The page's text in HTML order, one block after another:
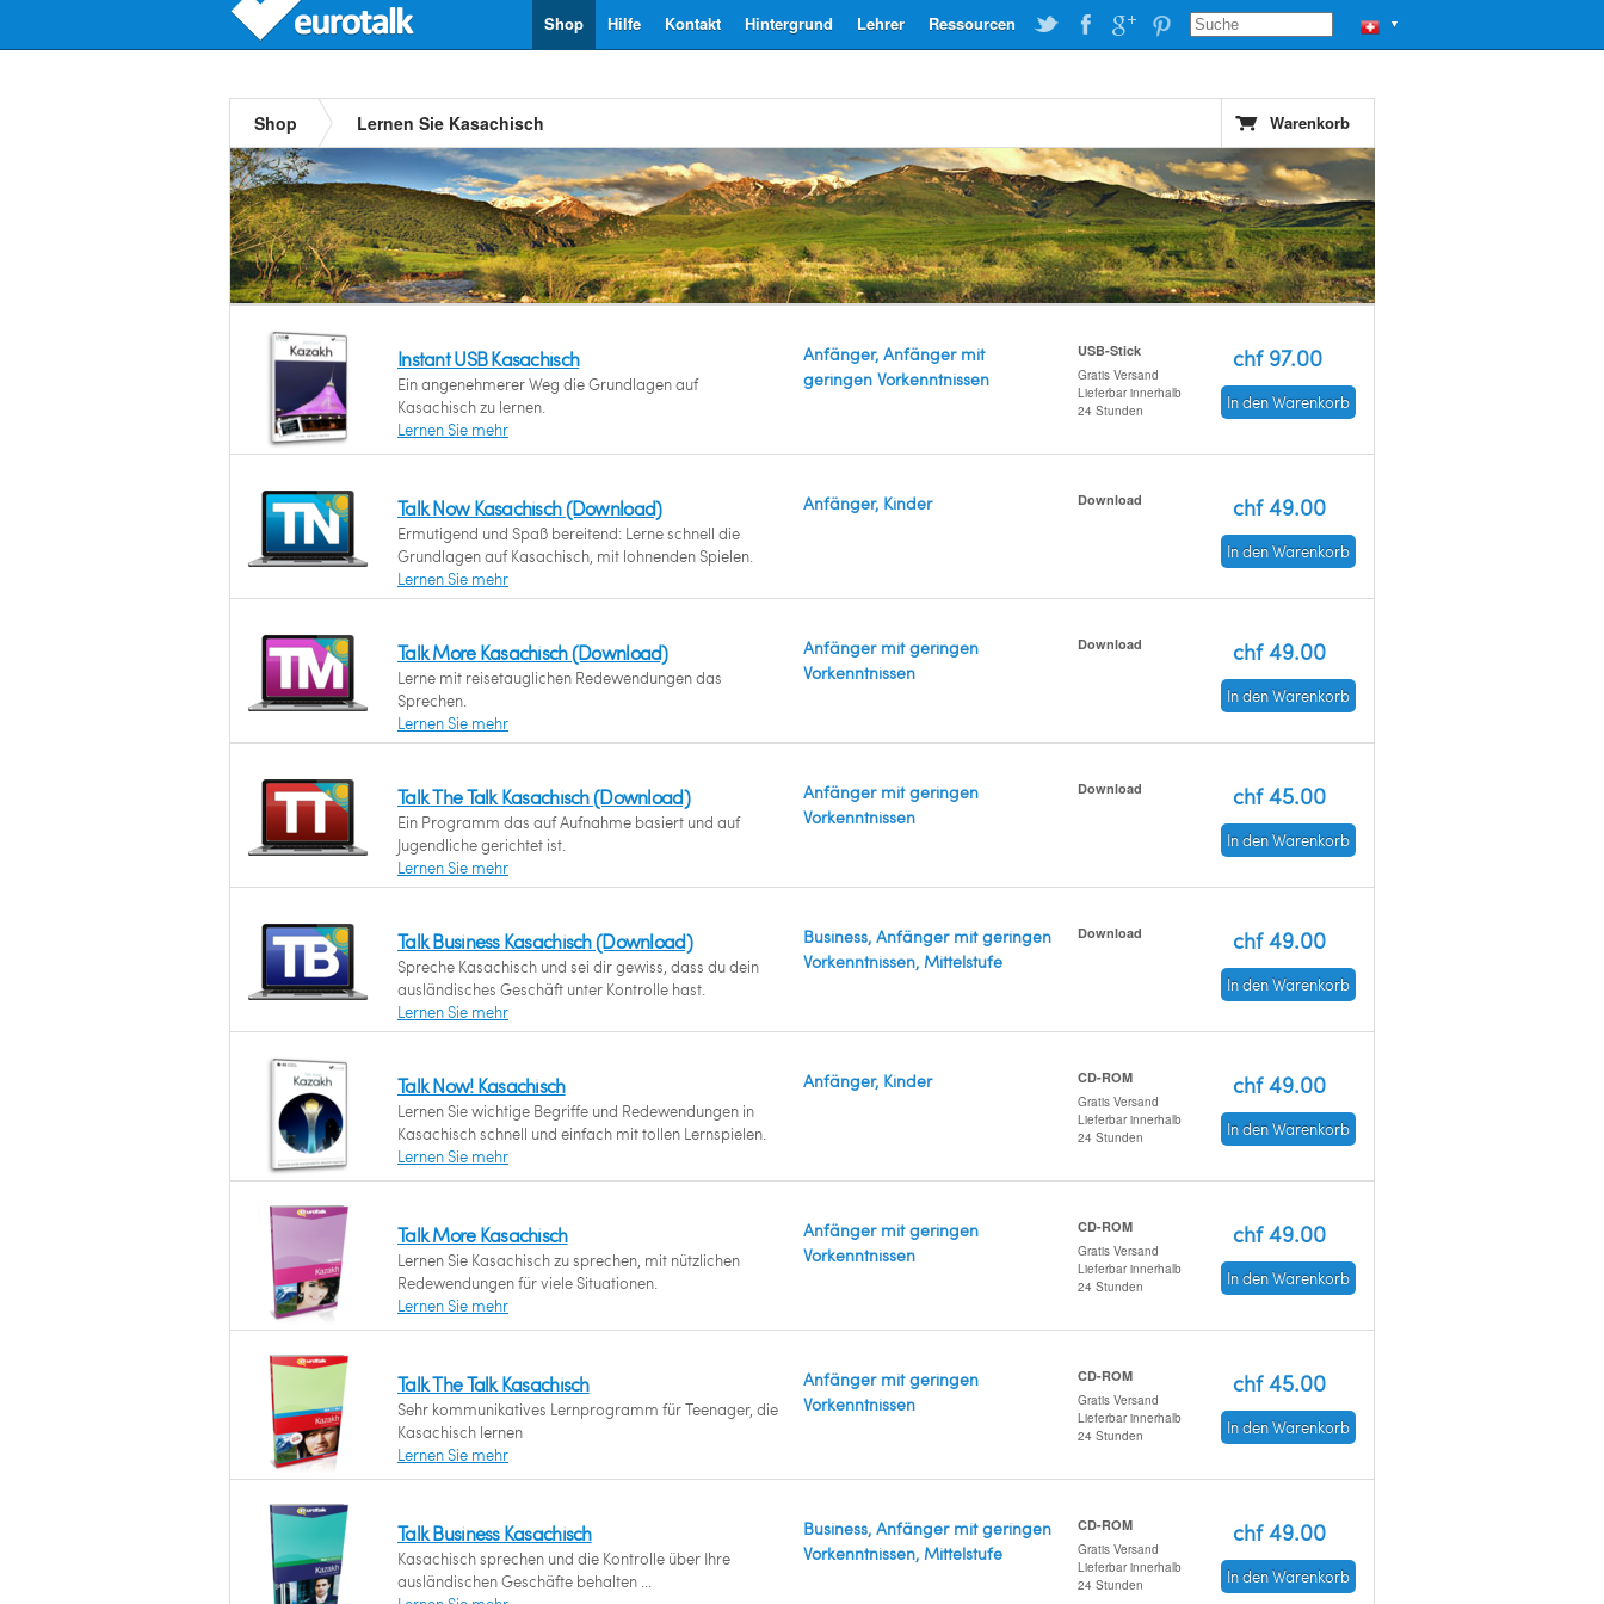
▼
Ressourcen
Lehrer
Hintergrund
Kontakt
Hilfe
Shop
Shop Lernen Sie Kasachisch Warenkorb
Instant USB Kasachisch
Ein angenehmerer Weg die Grundlagen auf
Kasachisch zu lernen.
Lernen Sie mehr
Anfänger, Anfänger mit
geringen Vorkenntnissen
USB-Stick
Gratis Versand
Lieferbar innerhalb
24 Stunden
chf 97.00
In den Warenkorb
Talk Now Kasachisch (Download)
Ermutigend und Spaß bereitend: Lerne schnell die
Grundlagen auf Kasachisch, mit lohnenden Spielen.
Lernen Sie mehr
Anfänger, Kinder Download chf 49.00
In den Warenkorb
Talk More Kasachisch (Download)
Lerne mit reisetauglichen Redewendungen das
Sprechen.
Lernen Sie mehr
Anfänger mit geringen
Vorkenntnissen
Download chf 49.00
In den Warenkorb
Talk The Talk Kasachisch (Download)
Ein Programm das auf Aufnahme basiert und auf
Jugendliche gerichtet ist.
Lernen Sie mehr
Anfänger mit geringen
Vorkenntnissen
Download chf 45.00
In den Warenkorb
Talk Business Kasachisch (Download)
Spreche Kasachisch und sei dir gewiss, dass du dein
ausländisches Geschäft unter Kontrolle hast.
Lernen Sie mehr
Business, Anfänger mit geringen
Vorkenntnissen, Mittelstufe
Download chf 49.00
In den Warenkorb
Talk Now! Kasachisch
Lernen Sie wichtige Begriffe und Redewendungen in
Kasachisch schnell und einfach mit tollen Lernspielen.
Lernen Sie mehr
Anfänger, Kinder CD-ROM
Gratis Versand
Lieferbar innerhalb
24 Stunden
chf 49.00
In den Warenkorb
Talk More Kasachisch
Lernen Sie Kasachisch zu sprechen, mit nützlichen
Redewendungen für viele Situationen.
Lernen Sie mehr
Anfänger mit geringen
Vorkenntnissen
CD-ROM
Gratis Versand
Lieferbar innerhalb
24 Stunden
chf 49.00
In den Warenkorb
Talk The Talk Kasachisch
Sehr kommunikatives Lernprogramm für Teenager, die
Kasachisch lernen
Lernen Sie mehr
Anfänger mit geringen
Vorkenntnissen
CD-ROM
Gratis Versand
Lieferbar innerhalb
24 Stunden
chf 45.00
In den Warenkorb
Talk Business Kasachisch
Kasachisch sprechen und die Kontrolle über Ihre
ausländischen Geschäfte behalten ...
Business, Anfänger mit geringen
Vorkenntnissen, Mittelstufe
CD-ROM
Gratis Versand
Lieferbar innerhalb
24 Stunden
chf 49.00
In den Warenkorb